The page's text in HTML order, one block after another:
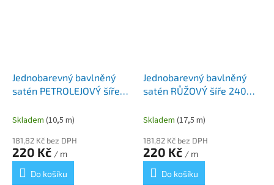
Jednobarevný bavlněný
satén PETROLEJOVÝ šíře
Skladem (10,5 m)
181,82 Kč bez DPH
220 Kč / m
Do košíku
Jednobarevný bavlněný
satén RŮŽOVÝ šíře 240
Skladem (17,5 m)
181,82 Kč bez DPH
220 Kč / m
Do košíku